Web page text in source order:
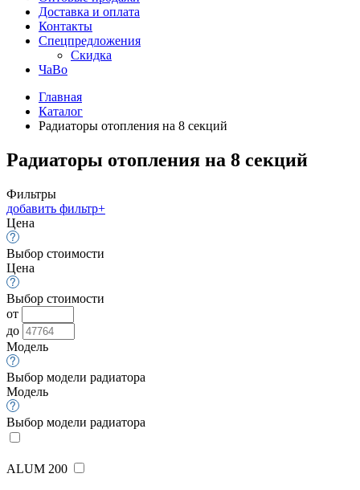
Доставка и оплата
Контакты
Спецпредложения
Скидка
ЧаВо
Главная
Каталог
Радиаторы отопления на 8 секций
Радиаторы отопления на 8 секций
Фильтры
добавить фильтр+
Цена
Выбор стоимости
Цена
Выбор стоимости
от
до
Модель
Выбор модели радиатора
Модель
Выбор модели радиатора
ALUM 200